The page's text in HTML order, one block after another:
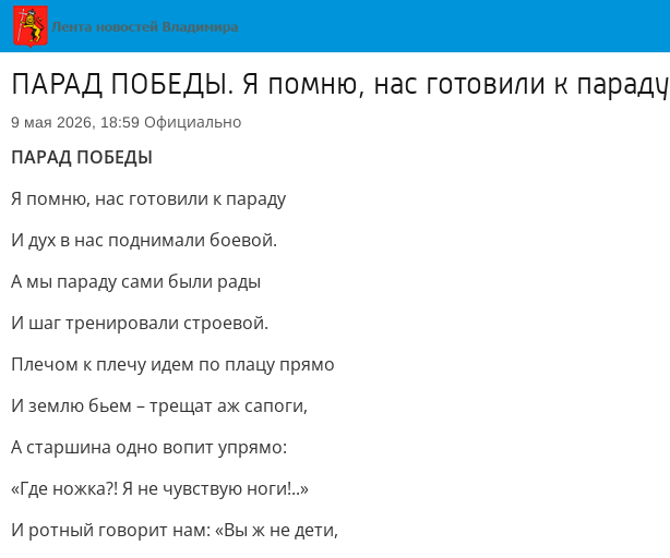
ПАРАД ПОБЕДЫ. Я помню, нас готовили к параду
9 мая 2026, 18:59 Официально
ПАРАД ПОБЕДЫ
Я помню, нас готовили к параду
И дух в нас поднимали боевой.
А мы параду сами были рады
И шаг тренировали строевой.
Плечом к плечу идем по плацу прямо
И землю бьем – трещат аж сапоги,
А старшина одно вопит упрямо:
«Где ножка?! Я не чувствую ноги!..»
И ротный говорит нам: «Вы ж не дети,